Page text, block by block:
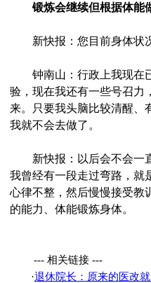
锻炼会继续但根据体能
新快报：您目前身体状况
钟南山：行政上我现在已
验，现在我还有一些号召力
来。只要我头脑比较清醒、
我就不会去做了。
新快报：以后会不会一直
我曾经有一段走过弯路，就
心律不整，然后慢慢接受教
的能力、体能锻炼身体。
--- 相关链接 ---
·退休院长：原来的医改